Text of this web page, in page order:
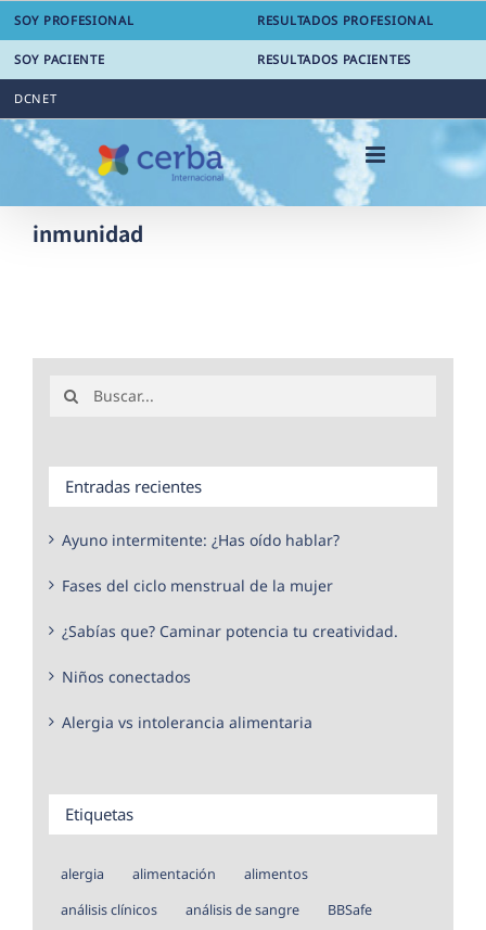
Saltar
contenido
SOY PROFESIONAL RESULTADOS PROFESIONAL
SOY PACIENTE RESULTADOS PACIENTES
DCNET
inmunidad
Entradas recientes
Ayuno intermitente: ¿Has oído hablar?
Fases del ciclo menstrual de la mujer
¿Sabías que? Caminar potencia tu creatividad.
Niños conectados
Alergia vs intolerancia alimentaria
Etiquetas
alergia alimentación
alimentos
análisis clínicos
análisis de sangre
BBSafe